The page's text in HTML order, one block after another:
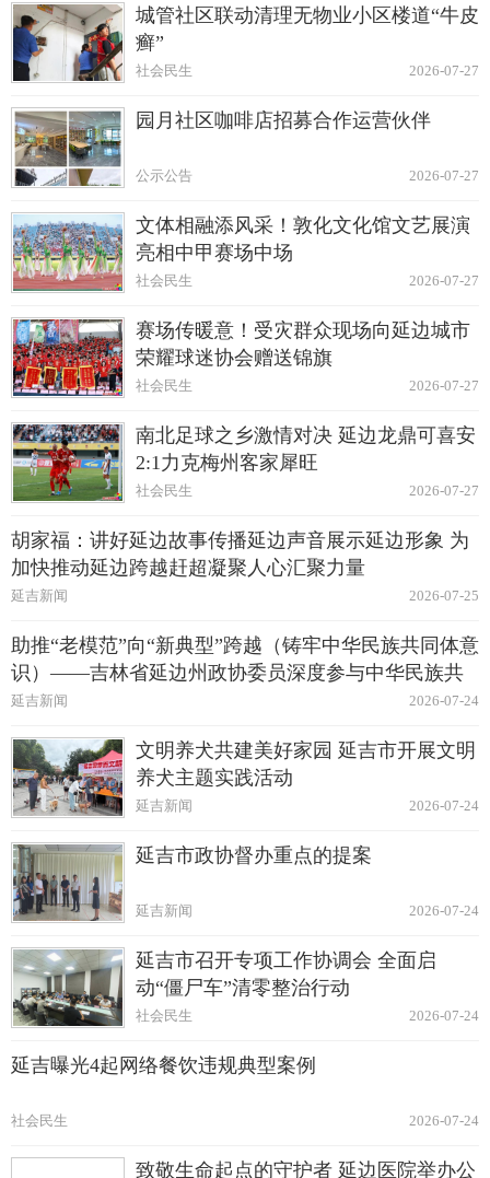
城管社区联动清理无物业小区楼道“牛皮
癣”
2026-07-27
社会民生
园月社区咖啡店招募合作运营伙伴
2026-07-27
公示公告
文体相融添风采！敦化文化馆文艺展演
亮相中甲赛场中场
2026-07-27
社会民生
赛场传暖意！受灾群众现场向延边城市
荣耀球迷协会赠送锦旗
2026-07-27
社会民生
南北足球之乡激情对决 延边龙鼎可喜安
2:1力克梅州客家犀旺
2026-07-27
社会民生
胡家福：讲好延边故事传播延边声音展示延边形象 为
加快推动延边跨越赶超凝聚人心汇聚力量
2026-07-25
延吉新闻
助推“老模范”向“新典型”跨越（铸牢中华民族共同体意
识）——吉林省延边州政协委员深度参与中华民族共
同体建设纪实
2026-07-24
延吉新闻
文明养犬共建美好家园 延吉市开展文明
养犬主题实践活动
2026-07-24
延吉新闻
延吉市政协督办重点的提案
2026-07-24
延吉新闻
延吉市召开专项工作协调会 全面启
动“僵尸车”清零整治行动
2026-07-24
社会民生
延吉曝光4起网络餐饮违规典型案例
2026-07-24
社会民生
致敬生命起点的守护者 延边医院举办公